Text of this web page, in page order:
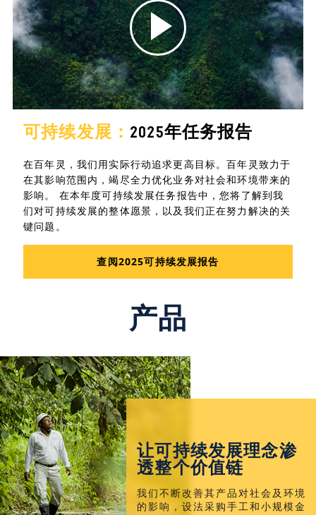
可持续发展： 2025年任务报告
在百年灵，我们用实际行动追求更高目标。百年灵致力于
在其影响范围内，竭尽全力优化业务对社会和环境带来的
影响。 在本年度可持续发展任务报告中，您将了解到我
们对可持续发展的整体愿景，以及我们正在努力解决的关
键问题。
查阅2025可持续发展报告
产品
让可持续发展理念渗
透整个价值链
我们不断改善其产品对社会及环境
的影响，设法采购手工和小规模金